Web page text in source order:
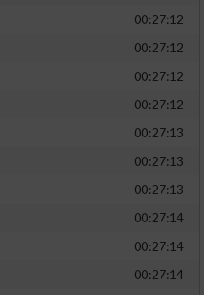
00:27:12
00:27:12
00:27:12
00:27:12
00:27:13
00:27:13
00:27:13
00:27:14
00:27:14
00:27:14